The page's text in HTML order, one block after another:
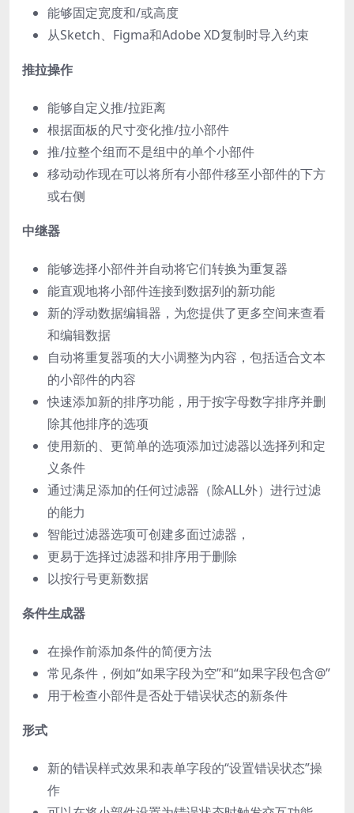
能够固定宽度和/或高度
从Sketch、Figma和Adobe XD复制时导入约束
推拉操作
能够自定义推/拉距离
根据面板的尺寸变化推/拉小部件
推/拉整个组而不是组中的单个小部件
移动动作现在可以将所有小部件移至小部件的下方
或右侧
中继器
能够选择小部件并自动将它们转换为重复器
能直观地将小部件连接到数据列的新功能
新的浮动数据编辑器，为您提供了更多空间来查看
和编辑数据
自动将重复器项的大小调整为内容，包括适合文本
的小部件的内容
快速添加新的排序功能，用于按字母数字排序并删
除其他排序的选项
使用新的、更简单的选项添加过滤器以选择列和定
义条件
通过满足添加的任何过滤器（除ALL外）进行过滤
的能力
智能过滤器选项可创建多面过滤器，
更易于选择过滤器和排序用于删除
以按行号更新数据
条件生成器
在操作前添加条件的简便方法
常见条件，例如“如果字段为空”和“如果字段包含@”
用于检查小部件是否处于错误状态的新条件
形式
新的错误样式效果和表单字段的“设置错误状态”操
作